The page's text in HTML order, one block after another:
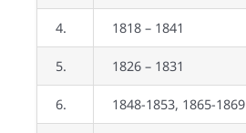
4. 1818 – 1841
5. 1826 – 1831
6. 1848-1853, 1865-1869